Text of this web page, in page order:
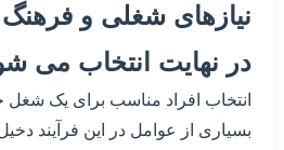
نیازهای شغلی و فرهنگ
در نهایت انتخاب می
انتخاب افراد مناسب برای یک شغل
بسیاری از عوامل در این فرآیند